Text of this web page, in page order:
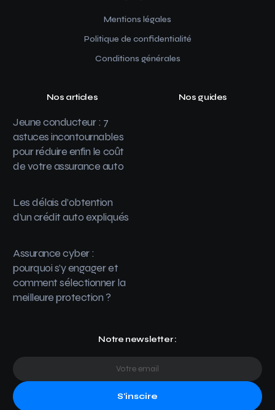
Mentions légales
Politique de confidentialité
Conditions générales
Nos articles
Jeune conducteur : 7
astuces incontournables
pour réduire enfin le coût
de votre assurance auto
Les délais d’obtention
d’un crédit auto expliqués
Assurance cyber :
pourquoi s’y engager et
comment sélectionner la
meilleure protection ?
Nos guides
Notre newsletter :
S'inscire